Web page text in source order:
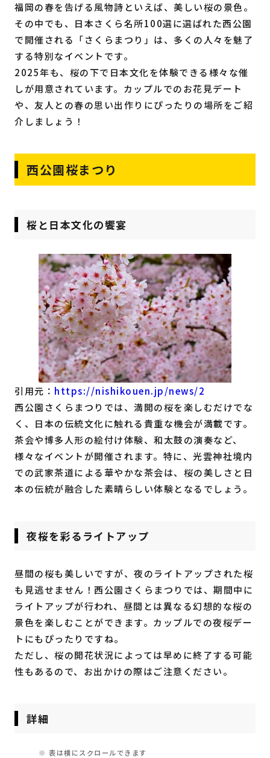
福岡の春を告げる風物詩といえば、美しい桜の景色。
その中でも、日本さくら名所100選に選ばれた西公園
で開催される「さくらまつり」は、多くの人々を魅了
する特別なイベントです。
2025年も、桜の下で日本文化を体験できる様々な催
しが用意されています。カップルでのお花見デート
や、友人との春の思い出作りにぴったりの場所をご紹
介しましょう！
西公園桜まつり
桜と日本文化の饗宴
引用元： https://nishikouen.jp/news/2
西公園さくらまつりでは、満開の桜を楽しむだけでな
く、日本の伝統文化に触れる貴重な機会が満載です。
茶会や博多人形の絵付け体験、和太鼓の演奏など、
様々なイベントが開催されます。特に、光雲神社境内
での武家茶道による華やかな茶会は、桜の美しさと日
本の伝統が融合した素晴らしい体験となるでしょう。
夜桜を彩るライトアップ
昼間の桜も美しいですが、夜のライトアップされた桜
も見逃せません！西公園さくらまつりでは、期間中に
ライトアップが行われ、昼間とは異なる幻想的な桜の
景色を楽しむことができます。カップルでの夜桜デー
トにもぴったりですね。
ただし、桜の開花状況によっては早めに終了する可能
性もあるので、お出かけの際はご注意ください。
詳細